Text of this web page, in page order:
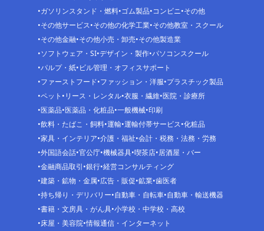
ガソリンスタンド・燃料 ゴム製品 コンビニ その他
その他サービス その他の化学工業 その他教室・スクール
その他金融 その他小売・卸売 その他製造業
ソフトウェア・SI デザイン・製作 パソコンスクール
パルプ・紙 ビル管理・オフィスサポート
ファーストフード ファッション・洋服 プラスチック製品
ペット リース・レンタル 衣服・繊維 医院・診療所
医薬品 医薬品・化粧品 一般機械 印刷
飲料・たばこ・飼料 運輸 運輸付帯サービス 化粧品
家具・インテリア 介護・福祉 会計・税務・法務・労務
外国語会話 官公庁 機械器具 喫茶店 居酒屋・バー
金融商品取引 銀行 経営コンサルティング
建築・鉱物・金属 広告・販促 鉱業 歯医者
持ち帰り・デリバリー 自動車・自転車 自動車・輸送機器
書籍・文房具・がん具 小学校・中学校・高校
床屋・美容院 情報通信・インターネット